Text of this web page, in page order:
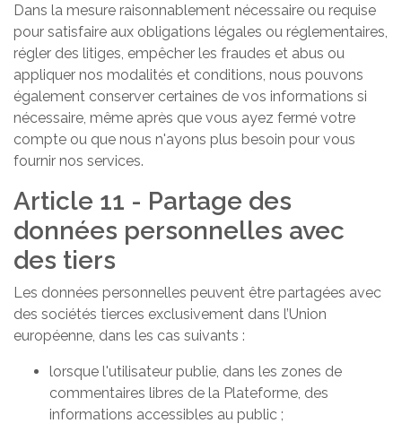
Dans la mesure raisonnablement nécessaire ou requise
pour satisfaire aux obligations légales ou réglementaires,
régler des litiges, empêcher les fraudes et abus ou
appliquer nos modalités et conditions, nous pouvons
également conserver certaines de vos informations si
nécessaire, même après que vous ayez fermé votre
compte ou que nous n'ayons plus besoin pour vous
fournir nos services.
Article 11 - Partage des
données personnelles avec
des tiers
Les données personnelles peuvent être partagées avec
des sociétés tierces exclusivement dans l’Union
européenne, dans les cas suivants :
lorsque l'utilisateur publie, dans les zones de
commentaires libres de la Plateforme, des
informations accessibles au public ;